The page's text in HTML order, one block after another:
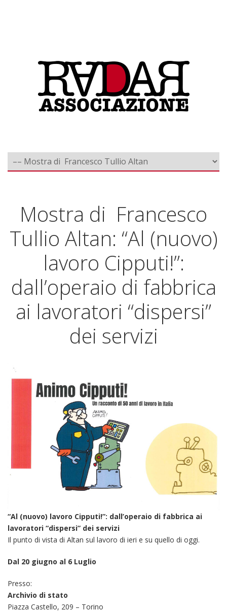
Mostra di Francesco
Tullio Altan: “Al (nuovo)
lavoro Cipputi!”:
dall’operaio di fabbrica
ai lavoratori “dispersi”
dei servizi
“Al (nuovo) lavoro Cipputi!”: dall’operaio di fabbrica ai
lavoratori “dispersi” dei servizi
Il punto di vista di Altan sul lavoro di ieri e su quello di oggi.
Dal 20 giugno al 6 Luglio
Presso:
Archivio di stato
Piazza Castello, 209 – Torino